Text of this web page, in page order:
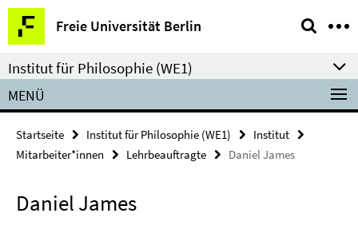
Springe
direkt
zu
Inhalt
Freie Universität Berlin
Service-
Navigation
Institut für Philosophie (WE1)
MENÜ
Startseite Institut für Philosophie (WE1)
Institut
Mitarbeiter*innen
Lehrbeauftragte Daniel James
Daniel James